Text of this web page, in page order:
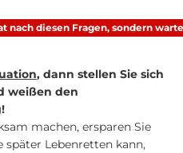
nach diesen Fragen, sondern
, dann stellen Sie sich
weißen den
machen, ersparen Sie
später Lebenretten kann,